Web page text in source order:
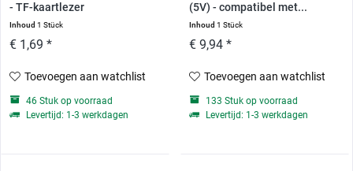
- TF-kaartlezer
Inhoud1 Stück
€ 1,69 *
Toevoegen aan watchlist
46 Stuk op voorraad
Levertijd: 1-3 werkdagen
(5V) - compatibel met...
Inhoud 1 Stück
€ 9,94 *
Toevoegen aan watchlist
133 Stuk op voorraad
Levertijd: 1-3 werkdagen